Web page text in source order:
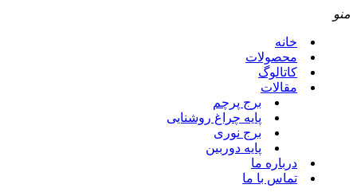
منو
خانه
محصولات
کاتالوگ
مقالات
برج پرچم
پایه چراغ روشنایی
برج نوری
پایه دوربین
درباره ما
تماس با ما